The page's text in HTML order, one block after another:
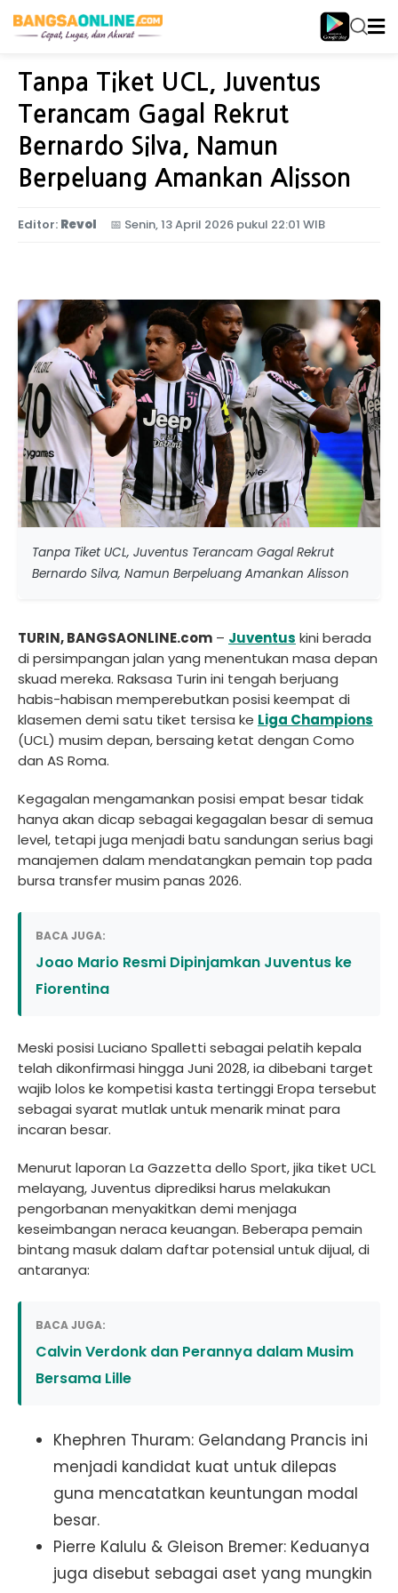
Home Olahraga
Tanpa Tiket UCL, Juventus
Terancam Gagal Rekrut
Bernardo Silva, Namun
Berpeluang Amankan Alisson
Editor: Revol 📅 Senin, 13 April 2026 pukul 22:01 WIB
Tanpa Tiket UCL, Juventus Terancam Gagal Rekrut
Bernardo Silva, Namun Berpeluang Amankan Alisson
TURIN, BANGSAONLINE.com – Juventus kini berada
di persimpangan jalan yang menentukan masa depan
skuad mereka. Raksasa Turin ini tengah berjuang
habis-habisan memperebutkan posisi keempat di
klasemen demi satu tiket tersisa ke Liga Champions
(UCL) musim depan, bersaing ketat dengan Como
dan AS Roma.
Kegagalan mengamankan posisi empat besar tidak
hanya akan dicap sebagai kegagalan besar di semua
level, tetapi juga menjadi batu sandungan serius bagi
manajemen dalam mendatangkan pemain top pada
bursa transfer musim panas 2026.
BACA JUGA:
Joao Mario Resmi Dipinjamkan Juventus ke
Fiorentina
Meski posisi Luciano Spalletti sebagai pelatih kepala
telah dikonfirmasi hingga Juni 2028, ia dibebani target
wajib lolos ke kompetisi kasta tertinggi Eropa tersebut
sebagai syarat mutlak untuk menarik minat para
incaran besar.
Menurut laporan La Gazzetta dello Sport, jika tiket UCL
melayang, Juventus diprediksi harus melakukan
pengorbanan menyakitkan demi menjaga
keseimbangan neraca keuangan. Beberapa pemain
bintang masuk dalam daftar potensial untuk dijual, di
antaranya:
BACA JUGA:
Calvin Verdonk dan Perannya dalam Musim
Bersama Lille
Khephren Thuram: Gelandang Prancis ini
menjadi kandidat kuat untuk dilepas
guna mencatatkan keuntungan modal
besar.
Pierre Kalulu & Gleison Bremer: Keduanya
juga disebut sebagai aset yang mungkin